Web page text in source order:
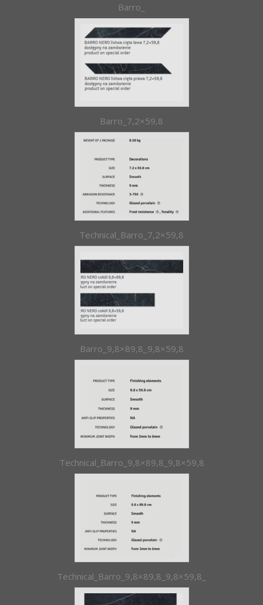
Barro_
Barro_7,2×59,8
Technical_Barro_7,2×59,8
Barro_9,8×89,8_9,8×59,8
Technical_Barro_9,8×89,8_9,8×59,8
Technical_Barro_9,8×89,8_9,8×59,8_